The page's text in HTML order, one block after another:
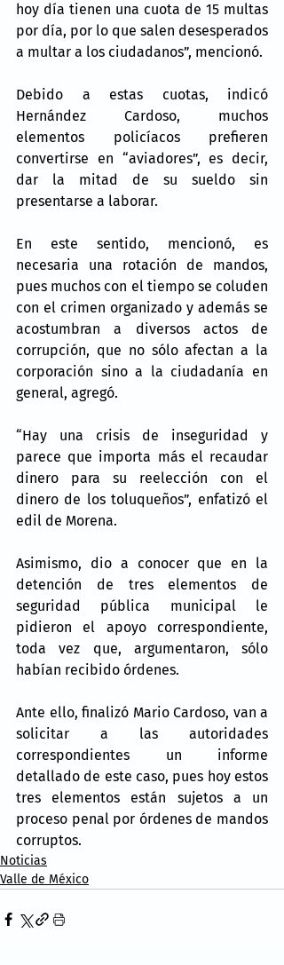
hoy día tienen una cuota de 15 multas
por día, por lo que salen desesperados
a multar a los ciudadanos”, mencionó.
Debido a estas cuotas, indicó
Hernández Cardoso, muchos
elementos policíacos prefieren
convertirse en “aviadores”, es decir,
dar la mitad de su sueldo sin
presentarse a laborar.
En este sentido, mencionó, es
necesaria una rotación de mandos,
pues muchos con el tiempo se coluden
con el crimen organizado y además se
acostumbran a diversos actos de
corrupción, que no sólo afectan a la
corporación sino a la ciudadanía en
general, agregó.
“Hay una crisis de inseguridad y
parece que importa más el recaudar
dinero para su reelección con el
dinero de los toluqueños”, enfatizó el
edil de Morena.
Asimismo, dio a conocer que en la
detención de tres elementos de
seguridad pública municipal le
pidieron el apoyo correspondiente,
toda vez que, argumentaron, sólo
habían recibido órdenes.
Ante ello, finalizó Mario Cardoso, van a
solicitar a las autoridades
correspondientes un informe
detallado de este caso, pues hoy estos
tres elementos están sujetos a un
proceso penal por órdenes de mandos
corruptos.
Noticias
Valle de México